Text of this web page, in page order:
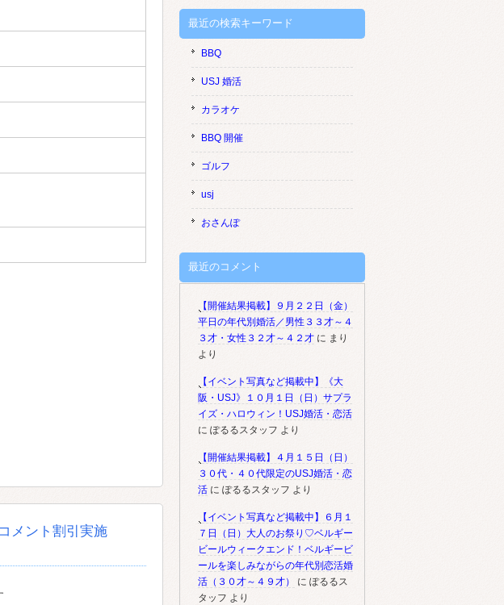
メント割引実施
最近の検索キーワード
BBQ
USJ 婚活
カラオケ
BBQ 開催
ゴルフ
usj
おさんぽ
最近のコメント
【開催結果掲載】９月２２日（金）
平日の年代別婚活／男性３３才～４
３才・女性３２才～４２才 に まり
より
【イベント写真など掲載中】《大
阪・USJ》１０月１日（日）サプラ
イズ・ハロウィン！USJ婚活・恋活
に ぽるるスタッフ より
【開催結果掲載】４月１５日（日）
３０代・４０代限定のUSJ婚活・恋
活 に ぽるるスタッフ より
【イベント写真など掲載中】６月１
７日（日）大人のお祭り♡ベルギー
ビールウィークエンド！ベルギービ
ールを楽しみながらの年代別恋活婚
活（３０才～４９才）
に ぽるるス
タッフ より